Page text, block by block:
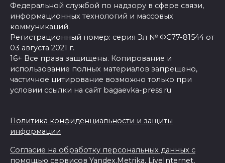
Федеральной службой по надзору в сфере связи,
информационных технологий и массовых
коммуникаций.
Регистрационный номер: серия Эл № ФС77-81544 от
03 августа 2021 г.
16+ Все права защищены. Копирование и
использование полных материалов запрещено,
частичное цитирование возможно только при
условии ссылки на сайт bagaevka-press.ru
Политика конфиденциальности и защиты
информации
Согласие на обработку персональных данных с
помощью сервисов Yandex.Metrika, LiveInternet,